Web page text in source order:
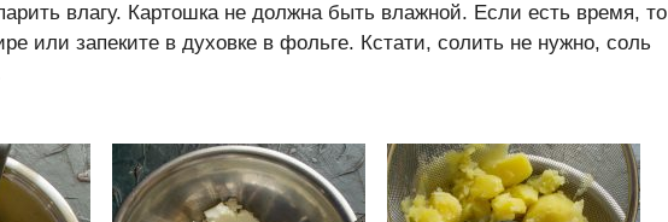
влагу. Картошка не должна быть влажной. Если есть время, то
или запеките в духовке в фольге. Кстати, солить не нужно, соль